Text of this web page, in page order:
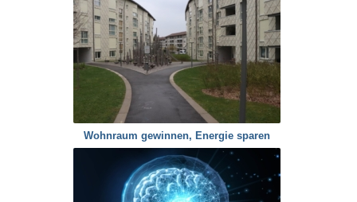
Wohnraum gewinnen, Energie sparen